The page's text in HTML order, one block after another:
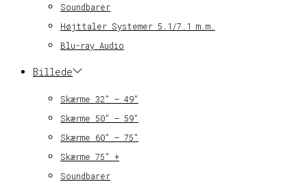
Soundbarer
Højttaler Systemer 5.1/7.1 m.m.
Blu-ray Audio
Billede
Skærme 32″ – 49″
Skærme 50″ – 59″
Skærme 60″ – 75″
Skærme 75″ +
Soundbarer